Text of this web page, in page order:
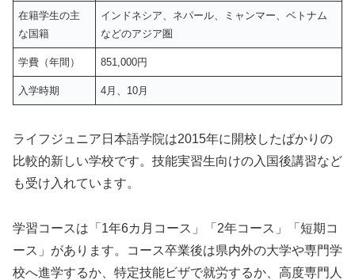
在籍学生の主
な国籍
インドネシア、ネパール、ミャンマー、ベトナム
などのアジア圏
学費（年間） 851,000円
入学時期 4月、10月
ライフジュニア日本語学院は2015年に開校したばかりの
比較的新しい学校です。技能実習生向けの入国後講習など
も受け入れています。
学習コースは「1年6カ月コース」「2年コース」「短期コ
ース」があります。コース卒業後は県内外の大学や専門学
校へ進学するか、特定技能ビザで就労するか、高度専門人